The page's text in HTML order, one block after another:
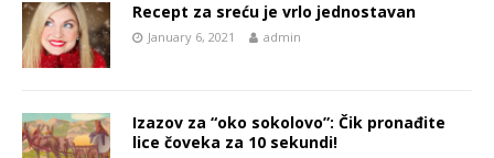
Recept za sreću je vrlo jednostavan
January 6, 2021 admin
Izazov za “oko sokolovo”: Čik pronađite
lice čoveka za 10 sekundi!